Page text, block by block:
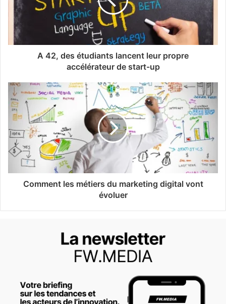
A 42, des étudiants lancent leur propre
accélérateur de start-up
Comment les métiers du marketing digital vont
évoluer